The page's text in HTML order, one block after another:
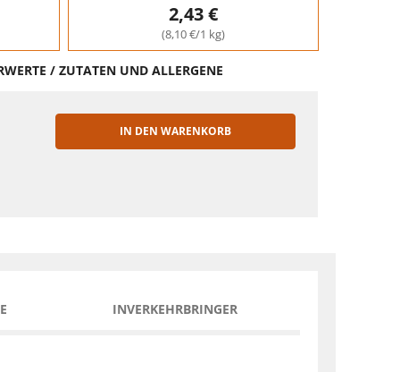
2,43 €
(8,10 €/1 kg)
/ ZUTATEN UND ALLERGENE
IN DEN WARENKORB
INVERKEHRBRINGER